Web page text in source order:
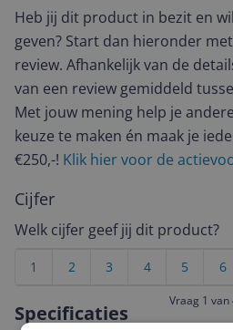
Specificaties
Heb jij dit product in bezit en
geven? Start dan hieronder
review. Afhankelijk van de
van een review gemiddeld
Met jouw mening help je
keuze te maken én maak je
€250,-! Klik hier voor de
Cijfer
Welk cijfer geef jij dit product?
6
5
4
3
2
1
Vraag 1 van